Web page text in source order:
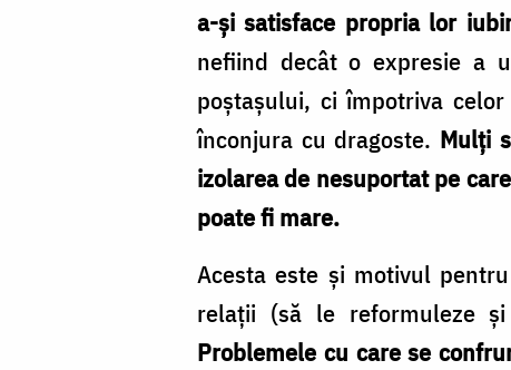
a-și satisface propria lor
nefiind decât o expresie a
poștașului, ci împotriva
înconjura cu dragoste. Mulți
izolarea de nesuportat pe
poate fi mare.
Acesta este și motivul
relații (să le reformuleze
Problemele cu care se